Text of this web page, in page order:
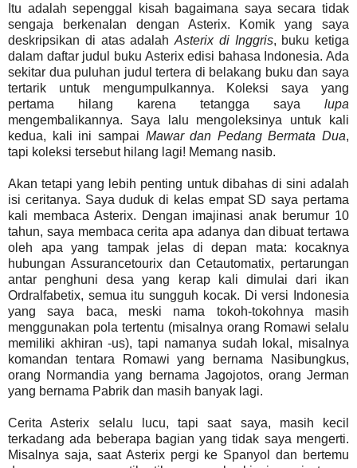
Itu adalah sepenggal kisah bagaimana saya secara tidak
sengaja berkenalan dengan Asterix. Komik yang saya
deskripsikan di atas adalah Asterix di Inggris, buku ketiga
dalam daftar judul buku Asterix edisi bahasa Indonesia. Ada
sekitar dua puluhan judul tertera di belakang buku dan saya
tertarik untuk mengumpulkannya. Koleksi saya yang
pertama hilang karena tetangga saya lupa
mengembalikannya. Saya lalu mengoleksinya untuk kali
kedua, kali ini sampai Mawar dan Pedang Bermata Dua,
tapi koleksi tersebut hilang lagi! Memang nasib.
Akan tetapi yang lebih penting untuk dibahas di sini adalah
isi ceritanya. Saya duduk di kelas empat SD saya pertama
kali membaca Asterix. Dengan imajinasi anak berumur 10
tahun, saya membaca cerita apa adanya dan dibuat tertawa
oleh apa yang tampak jelas di depan mata: kocaknya
hubungan Assurancetourix dan Cetautomatix, pertarungan
antar penghuni desa yang kerap kali dimulai dari ikan
Ordralfabetix, semua itu sungguh kocak. Di versi Indonesia
yang saya baca, meski nama tokoh-tokohnya masih
menggunakan pola tertentu (misalnya orang Romawi selalu
memiliki akhiran -us), tapi namanya sudah lokal, misalnya
komandan tentara Romawi yang bernama Nasibungkus,
orang Normandia yang bernama Jagojotos, orang Jerman
yang bernama Pabrik dan masih banyak lagi.
Cerita Asterix selalu lucu, tapi saat saya, masih kecil
terkadang ada beberapa bagian yang tidak saya mengerti.
Misalnya saja, saat Asterix pergi ke Spanyol dan bertemu